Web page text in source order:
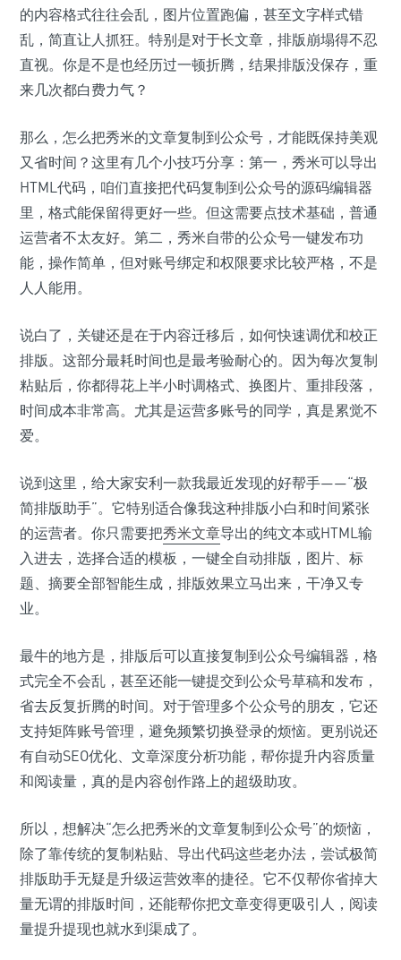
的内容格式往往会乱，图片位置跑偏，甚至文字样式错
乱，简直让人抓狂。特别是对于长文章，排版崩塌得不忍
直视。你是不是也经历过一顿折腾，结果排版没保存，重
来几次都白费力气？
那么，怎么把秀米的文章复制到公众号，才能既保持美观
又省时间？这里有几个小技巧分享：第一，秀米可以导出
HTML代码，咱们直接把代码复制到公众号的源码编辑器
里，格式能保留得更好一些。但这需要点技术基础，普通
运营者不太友好。第二，秀米自带的公众号一键发布功
能，操作简单，但对账号绑定和权限要求比较严格，不是
人人能用。
说白了，关键还是在于内容迁移后，如何快速调优和校正
排版。这部分最耗时间也是最考验耐心的。因为每次复制
粘贴后，你都得花上半小时调格式、换图片、重排段落，
时间成本非常高。尤其是运营多账号的同学，真是累觉不
爱。
说到这里，给大家安利一款我最近发现的好帮手——“极
简排版助手”。它特别适合像我这种排版小白和时间紧张
的运营者。你只需要把秀米文章导出的纯文本或HTML输
入进去，选择合适的模板，一键全自动排版，图片、标
题、摘要全部智能生成，排版效果立马出来，干净又专
业。
最牛的地方是，排版后可以直接复制到公众号编辑器，格
式完全不会乱，甚至还能一键提交到公众号草稿和发布，
省去反复折腾的时间。对于管理多个公众号的朋友，它还
支持矩阵账号管理，避免频繁切换登录的烦恼。更别说还
有自动SEO优化、文章深度分析功能，帮你提升内容质量
和阅读量，真的是内容创作路上的超级助攻。
所以，想解决“怎么把秀米的文章复制到公众号”的烦恼，
除了靠传统的复制粘贴、导出代码这些老办法，尝试极简
排版助手无疑是升级运营效率的捷径。它不仅帮你省掉大
量无谓的排版时间，还能帮你把文章变得更吸引人，阅读
量提升提现也就水到渠成了。